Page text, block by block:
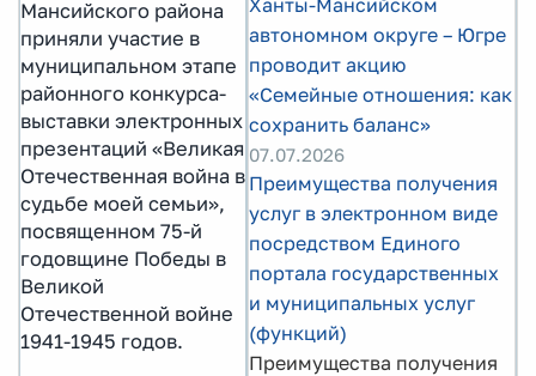
Мансийского района
приняли участие в
муниципальном этапе
районного конкурса-
выставки электронных
презентаций «Великая
Отечественная война в
судьбе моей семьи»,
посвященном 75-й
годовщине Победы в
Великой
Отечественной войне
1941-1945 годов.
Ханты-Мансийском
автономном округе – Югре
проводит акцию
«Семейные отношения: как
сохранить баланс»
07.07.2026
Преимущества получения
услуг в электронном виде
посредством Единого
портала государственных
и муниципальных услуг
(функций)
Преимущества получения